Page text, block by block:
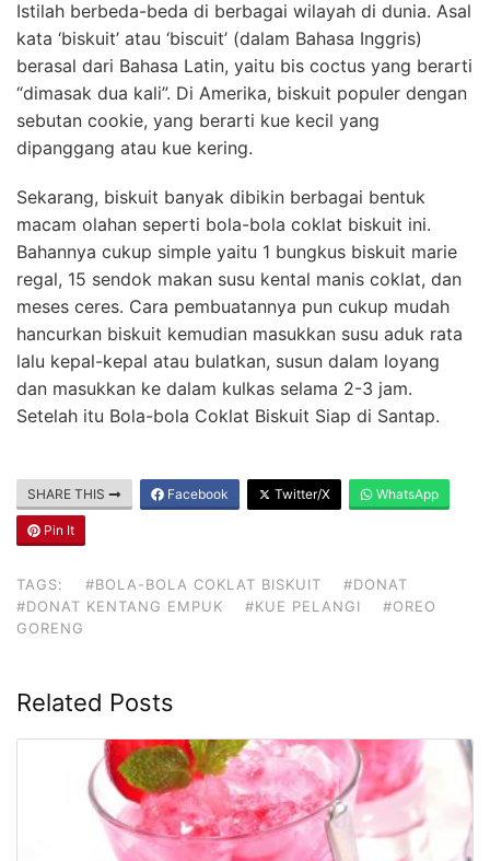
Istilah berbeda-beda di berbagai wilayah di dunia. Asal
kata ‘biskuit’ atau ‘biscuit’ (dalam Bahasa Inggris)
berasal dari Bahasa Latin, yaitu bis coctus yang berarti
“dimasak dua kali”. Di Amerika, biskuit populer dengan
sebutan cookie, yang berarti kue kecil yang
dipanggang atau kue kering.
Sekarang, biskuit banyak dibikin berbagai bentuk
macam olahan seperti bola-bola coklat biskuit ini.
Bahannya cukup simple yaitu 1 bungkus biskuit marie
regal, 15 sendok makan susu kental manis coklat, dan
meses ceres. Cara pembuatannya pun cukup mudah
hancurkan biskuit kemudian masukkan susu aduk rata
lalu kepal-kepal atau bulatkan, susun dalam loyang
dan masukkan ke dalam kulkas selama 2-3 jam.
Setelah itu Bola-bola Coklat Biskuit Siap di Santap.
SHARE THIS Facebook Twitter/X WhatsApp
Pin It
TAGS: #BOLA-BOLA COKLAT BISKUIT
#DONAT
#DONAT KENTANG EMPUK
#KUE PELANGI
#OREO
GORENG
Related Posts